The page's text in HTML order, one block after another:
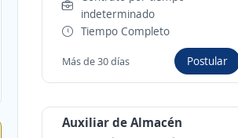
indeterminado
Tiempo Completo
Más de 30 días Postular
Auxiliar de Almacén